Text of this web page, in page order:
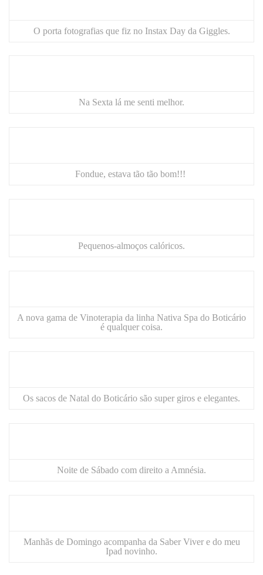
O porta fotografias que fiz no Instax Day da Giggles.
Na Sexta lá me senti melhor.
Fondue, estava tão tão bom!!!
Pequenos-almoços calóricos.
A nova gama de Vinoterapia da linha Nativa Spa do Boticário
é qualquer coisa.
Os sacos de Natal do Boticário são super giros e elegantes.
Noite de Sábado com direito a Amnésia.
Manhãs de Domingo acompanha da Saber Vivere do meu
Ipad novinho.